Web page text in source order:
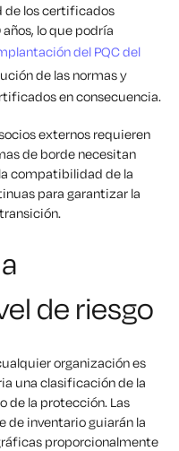
de los certificados
lo que podría
del PQC del
de las normas y
en consecuencia.
externos requieren
de borde necesitan
compatibilidad de la
para garantizar la
de riesgo
organización es
una clasificación de la
de la protección. Las
de inventario guiarán la
proporcionalmente